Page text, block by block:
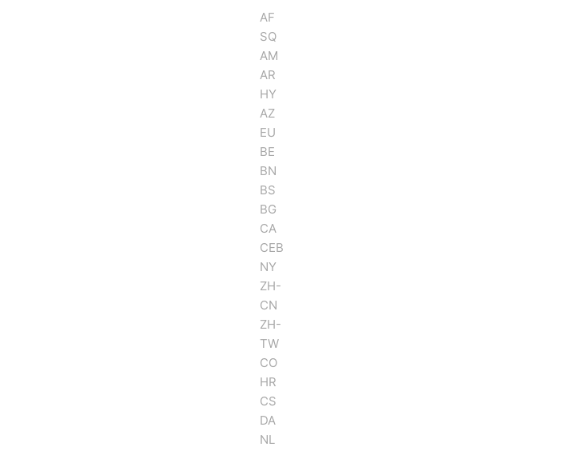
AF
SQ
AM
AR
HY
AZ
EU
BE
BN
BS
BG
CA
CEB
NY
ZH-
CN
ZH-
TW
CO
HR
CS
DA
NL